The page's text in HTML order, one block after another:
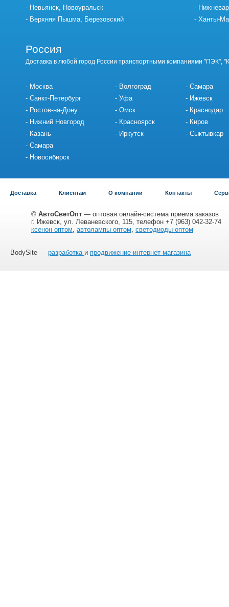
Невьянск, Новоуральск
Верхняя Пышма, Березовский
Ханты-
Россия
Доставка в любой город России транспортными компаниями "ПЭК",
Москва
Санкт-Петербург
Ростов-на-Дону
Нижний Новгород
Казань
Самара
Новосибирск
Волгоград
Уфа
Омск
Красноярск
Иркутск
Самара
Ижевск
Краснодар
Киров
Сыктывкар
Доставка Клиентам О компании Контакты
© АвтоСветОпт — оптовая онлайн-система приема заказов
г. Ижевск, ул. Леваневского, 115, телефон +7 (963) 042-32-74
ксенон оптом, автолампы оптом, светодиоды оптом
BodySite — разработка и продвижение интернет-магазина